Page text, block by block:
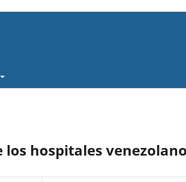
hospitales